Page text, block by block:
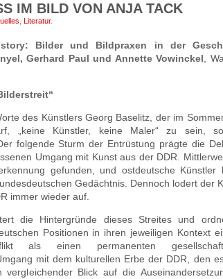
IM BILD VON ANJA TACK
Literatur.
Bilder und Bildpraxen in der
Gerhard Paul und Annette Vowinckel ,
des Künstlers Georg Baselitz, der im
„keine Künstler, keine Maler“ zu sein,
folgende Sturm der Entrüstung prägte die
Umgang mit Kunst aus der DDR.
gefunden, und ostdeutsche Künstler
Gedächtnis. Dennoch lodert der
immer wieder auf.
die Hintergründe dieses Streites und
Positionen in ihren jeweiligen Kontext
als einen permanenten
mit dem kulturellen Erbe der DDR, den
Blick auf die